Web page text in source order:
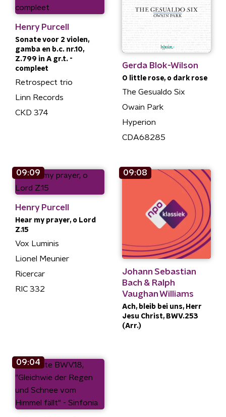
Henry Purcell
Sonate voor 2 violen,
gamba en b.c. nr.10,
Z.799 in A gr.t. -
compleet
Retrospect trio
Linn Records
CKD 374
Gerda Blok-Wilson
O little rose, o dark rose
The Gesualdo Six
Owain Park
Hyperion
CDA68285
09:09
Henry Purcell
Hear my prayer, o Lord
Z.15
Vox Luminis
Lionel Meunier
Ricercar
RIC 332
09:08
Johann Sebastian
Bach & Ralph
Vaughan Williams
Ach, bleib bei uns, Herr
Jesu Christ, BWV.253
(Arr.)
09:04